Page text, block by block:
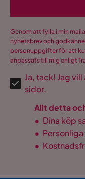
Genom att fylla i min
nyhetsbrev och
personuppgifter för att
anpassats till mig enligt
Ja, tack! Jag
sidor.
Allt detta
• Dina köp
•
•